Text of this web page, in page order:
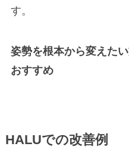
す。
姿勢を根本から変えた
おすすめ
HALUでの改善例